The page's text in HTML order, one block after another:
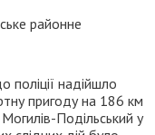
районне
надійшло
пригоду на 186 км
Подільський у